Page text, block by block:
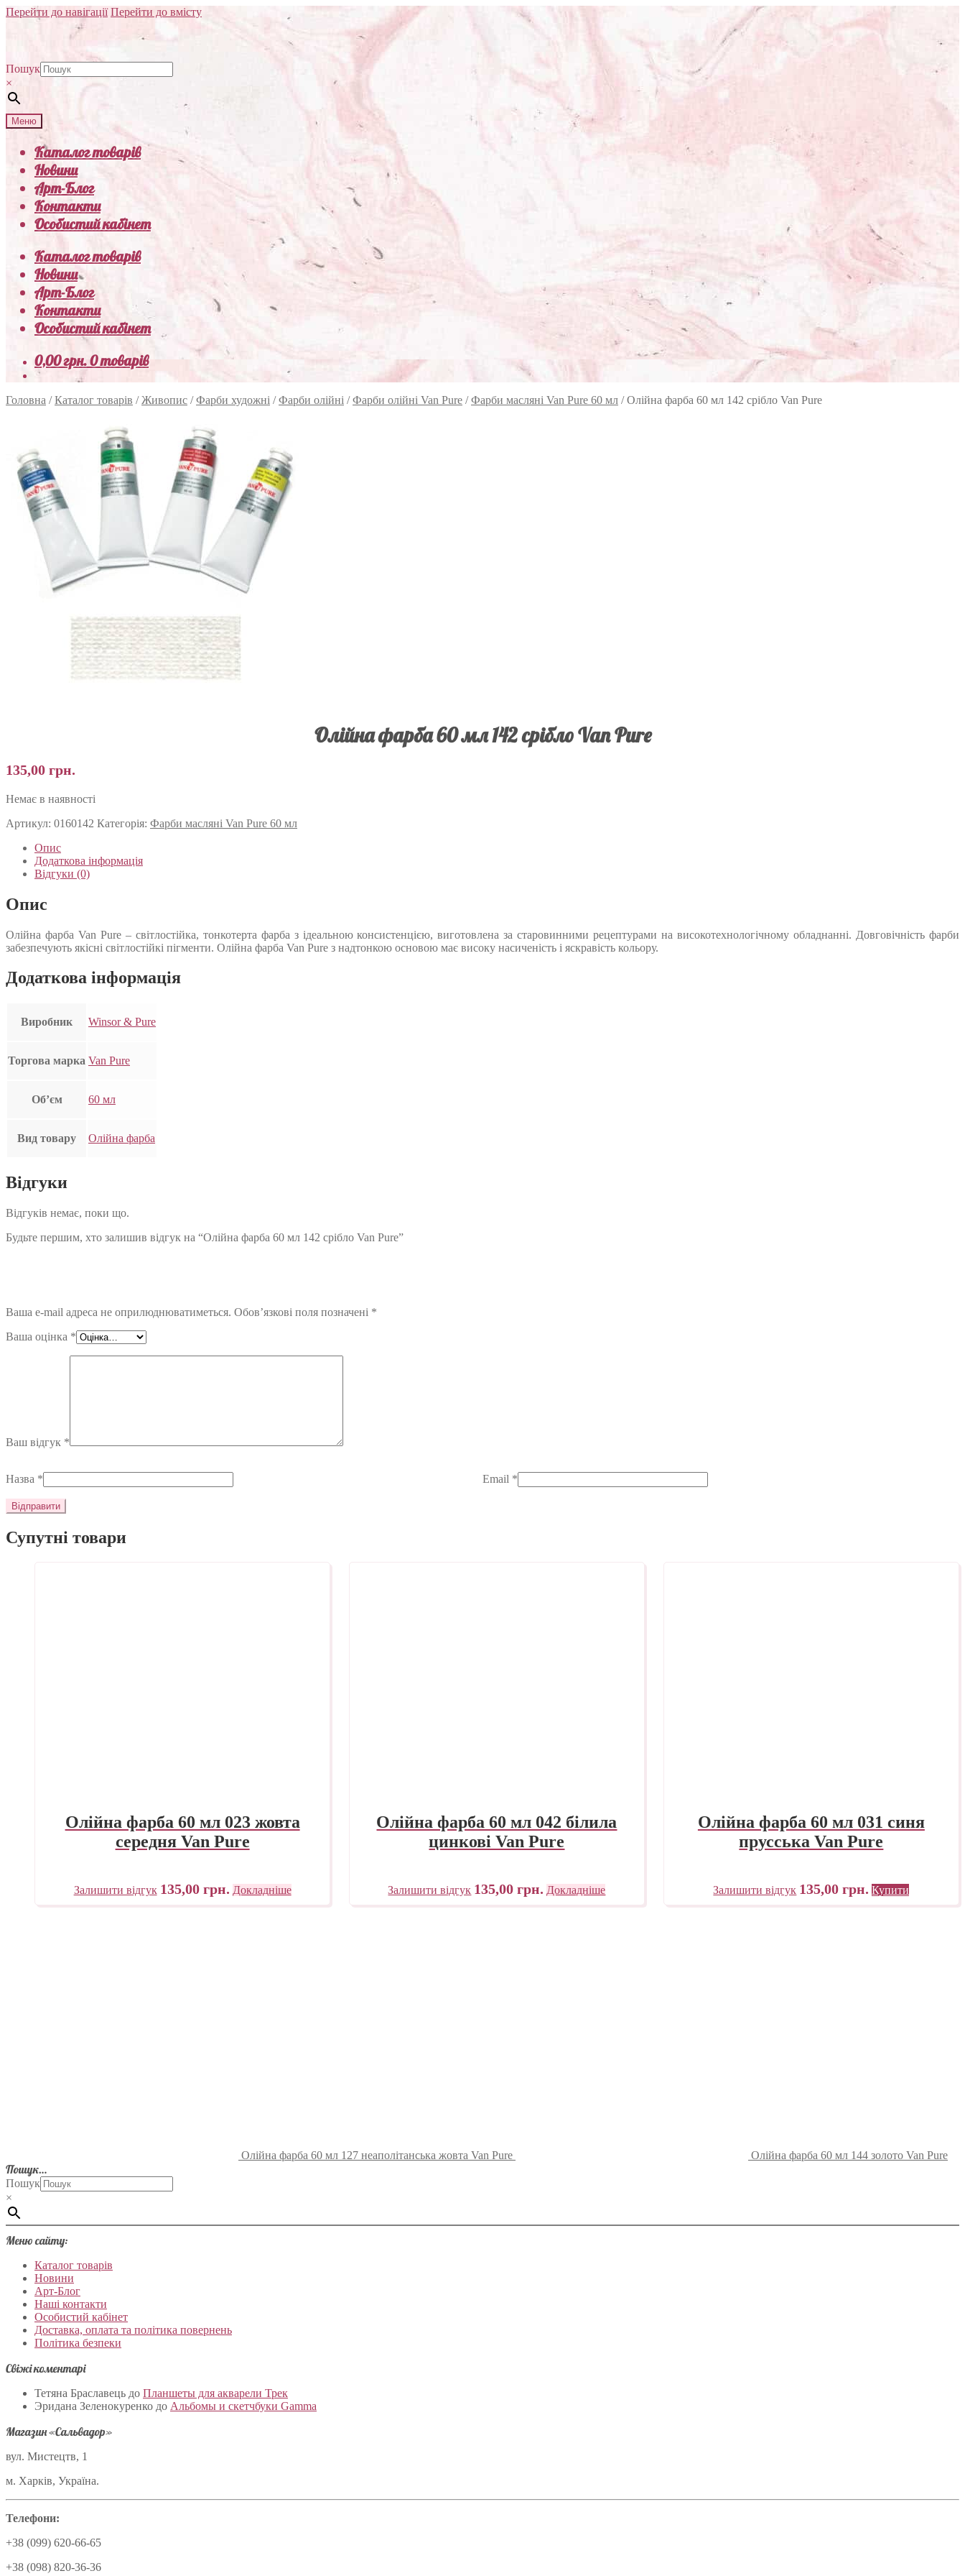
Перейти до навігації Перейти до вмісту
Пошук
×
Меню
Каталог товарів
Новини
Арт-Блог
Контакти
Особистий кабінет
Каталог товарів
Новини
Арт-Блог
Контакти
Особистий кабінет
0,00грн.0 товарів
Головна /Каталог товарів /Живопис /Фарби художні /Фарби олійні /Фарби олійні Van Pure /Фарби масляні Van Pure 60 мл /Олійна фарба 60 мл 142 срібло Van Pure
Олійна фарба 60 мл 142 срібло Van Pure
135,00 грн.
Немає в наявності
Артикул: 0160142 Категорія: Фарби масляні Van Pure 60 мл
Опис
Додаткова інформація
Відгуки (0)
Опис
Олійна фарба Van Pure – світлостійка, тонкотерта фарба з ідеальною консистенцією, виготовлена за старовинними рецептурами на високотехнологічному обладнанні. Довговічність фарби
забезпечують якісні світлостійкі пігменти. Олійна фарба Van Pure з надтонкою основою має високу насиченість і яскравість кольору.
Додаткова інформація
Виробник Winsor & Pure
Торгова марка Van Pure
Об’єм 60 мл
Вид товару Олійна фарба
Відгуки
Відгуків немає, поки що.
Будьте першим, хто залишив відгук на “Олійна фарба 60 мл 142 срібло Van Pure”
Ваша e-mail адреса не оприлюднюватиметься. Обов’язкові поля позначені *
Ваша оцінка *
Ваш відгук *
Назва * Email *
Супутні товари
Олійна фарба 60 мл 023 жовта
середня Van Pure
Залишити відгук 135,00 грн. Докладніше
Олійна фарба 60 мл 042 білила
цинкові Van Pure
Залишити відгук 135,00грн. Докладніше
Олійна фарба 60 мл 031 синя
прусська Van Pure
Залишити відгук 135,00грн. Купити
Олійна фарба 60 мл 127 неаполітанська жовта Van Pure Олійна фарба 60 мл 144 золото Van Pure
Пошук…
Пошук
×
Меню сайту:
Каталог товарів
Новини
Арт-Блог
Наші контакти
Особистий кабінет
Доставка, оплата та політика повернень
Політика безпеки
Свіжі коментарі
Тетяна Браславець до Планшеты для акварели Трек
Эридана Зеленокуренко до Альбомы и скетчбуки Gamma
Магазин «Сальвадор»
вул. Мистецтв, 1
м. Харків, Україна.
Телефони:
+38 (099) 620-66-65
+38 (098) 820-36-36